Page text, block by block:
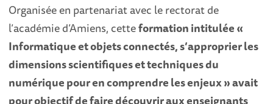
Organisée en partenariat avec le rectorat de
l’académie d’Amiens, cetteformation intitulée «
Informatique et objets connectés, s’approprier les
dimensions scientifiques et techniques du
numérique pour en comprendre les enjeux » avait
pour objectif de faire découvrir aux enseignants